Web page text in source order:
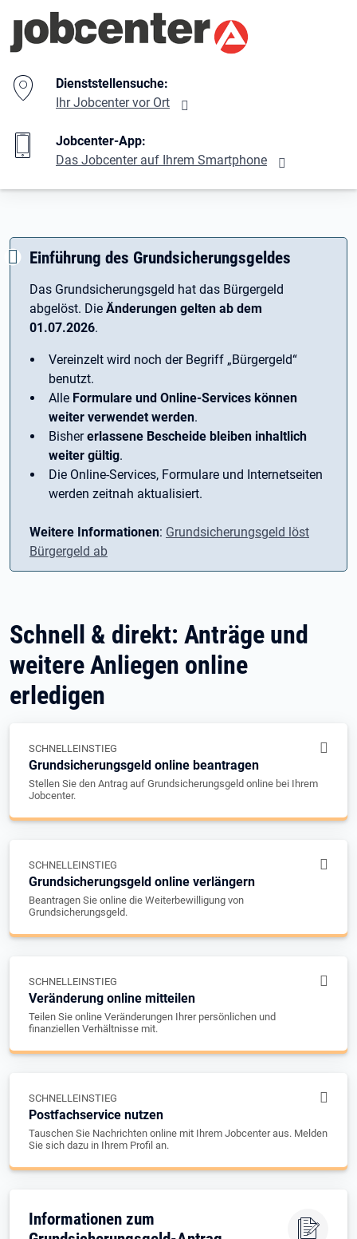
Branding-Bereich Beschreibung
Dienststellensuche:
Ihr Jobcenter vor Ort
Jobcenter-App:
Das Jobcenter auf Ihrem Smartphone
Einführung des Grundsicherungsgeldes
Das Grundsicherungsgeld hat das Bürgergeld
abgelöst. Die Änderungen gelten ab dem
01.07.2026.
Vereinzelt wird noch der Begriff ­„Bürgergeld“
benutzt.
Alle Formulare und Online-Services können
weiter verwendet werden.
Bishererlassene Bescheide bleiben inhaltlich
weiter gültig.
Die Online-Services, Formulare und Internetseiten
werden zeitnah aktualisiert.
Weitere Informationen: Grundsicherungsgeld löst
Bürgergeld ab
Schnell & direkt: Anträge und
weitere Anliegen online
erledigen
SCHNELLEINSTIEG
Grundsicherungsgeld online beantragen
Stellen Sie den Antrag auf Grundsicherungsgeld online bei Ihrem
Jobcenter.
SCHNELLEINSTIEG
Grundsicherungsgeld online verlängern
Beantragen Sie online die Weiterbewilligung von
Grundsicherungsgeld.
SCHNELLEINSTIEG
Veränderung online mitteilen
Teilen Sie online Veränderungen Ihrer persönlichen und
finanziellen Verhältnisse mit.
SCHNELLEINSTIEG
Postfachservice nutzen
Tauschen Sie Nachrichten online mit Ihrem Jobcenter aus. Melden
Sie sich dazu in Ihrem Profil an.
Informationen zum